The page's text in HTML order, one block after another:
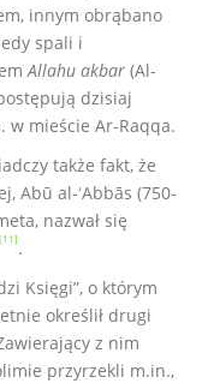
innym obrąbano
spali i
Allahu akbar (Al-
dzisiaj
w mieście Ar-Raqqa.
także fakt, że
Abū al-ʻAbbās (750-
nazwał się
[11] .
Księgi”, o którym
określił drugi
z nim
przyrzekli m.in.,